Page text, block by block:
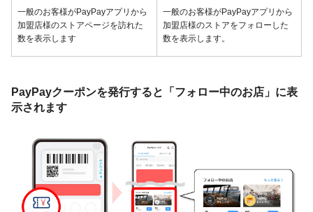
一般のお客様がPayPayアプリから
加盟店様のストアページを訪れた
数を表示します
一般のお客様がPayPayアプリから
加盟店様のストアをフォローした
数を表示します。
PayPayクーポンを発行すると「フォロー中のお店」に表
示されます